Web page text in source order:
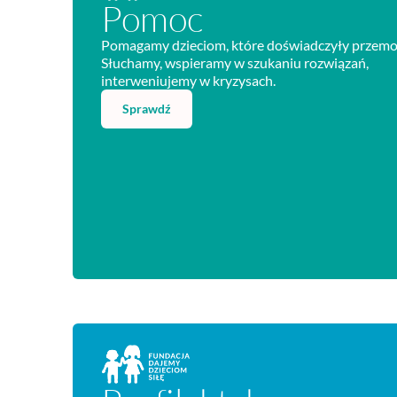
Pomoc
Pomagamy dzieciom, które doświadczyły
Słuchamy, wspieramy w szukaniu rozwiązań,
interweniujemy w kryzysach.
Sprawdź